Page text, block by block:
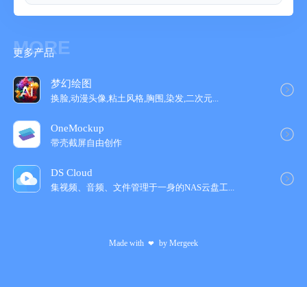
MORE
更多产品
梦幻绘图
换脸,动漫头像,粘土风格,胸围,染发,二次元...
OneMockup
带壳截屏自由创作
DS Cloud
集视频、音频、文件管理于一身的NAS云盘工‪...
Made with ❤ by Mergeek